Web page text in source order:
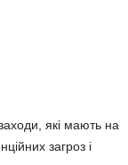
які мають на
загроз і